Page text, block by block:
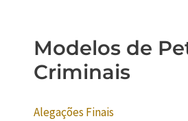
Modelos de
Criminais
Alegações Finais